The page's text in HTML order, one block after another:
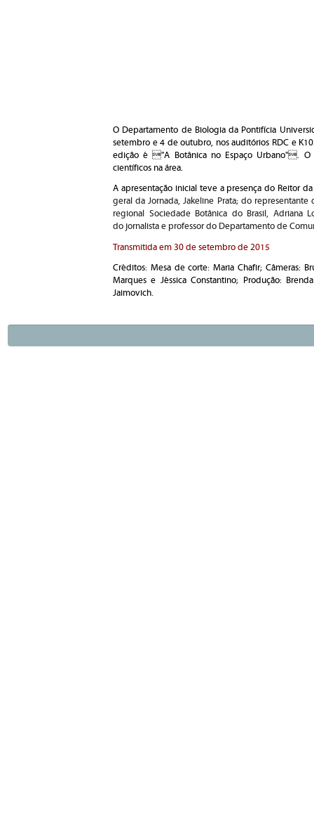
O Departamento de Biologia da Pontifícia
setembro e 4 de outubro, nos auditórios RDC e
edição é "A Botânica no Espaço Urbano". O
científicos na área.
A apresentação inicial teve a presença do Reitor
geral da Jornada, Jakeline Prata; do
regional Sociedade Botânica do Brasil, Adriana
do jornalista e professor do Departamento de
Transmitida em 30 de setembro de 2015
Créditos: Mesa de corte: Maria Chafir; Câmeras:
Marques e Jéssica Constantino; Produção:
Jaimovich.